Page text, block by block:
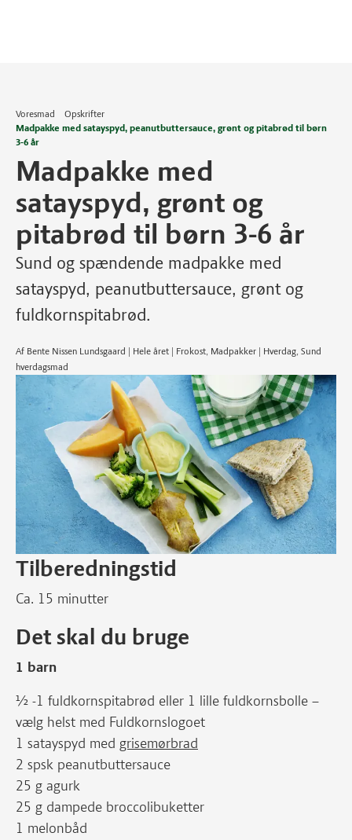
Voresmad
Opskrifter
Madpakke med satayspyd, peanutbuttersauce, grønt og pitabrød til børn
3-6 år
Madpakke med
satayspyd, grønt og
pitabrød til børn 3-6 år
Sund og spændende madpakke med
satayspyd, peanutbuttersauce, grønt og
fuldkornspitabrød.
Af Bente Nissen Lundsgaard | Hele året | Frokost, Madpakker | Hverdag, Sund
hverdagsmad
Tilberedningstid
Ca. 15 minutter
Det skal du bruge
1 barn
½ -1 fuldkornspitabrød eller 1 lille fuldkornsbolle –
vælg helst med Fuldkornslogoet
1 satayspyd med grisemørbrad
2 spsk peanutbuttersauce
25 g agurk
25 g dampede broccolibuketter
1 melonbåd